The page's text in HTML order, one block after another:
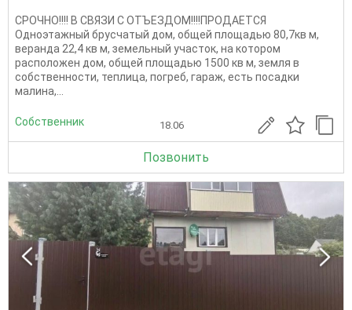
СРОЧНО!!!! В СВЯЗИ С ОТЪЕЗДОМ!!!!ПРОДАЕТСЯ
Одноэтажный брусчатый дом, общей площадью 80,7кв м,
веранда 22,4 кв м, земельный участок, на котором
расположен дом, общей площадью 1500 кв м, земля в
собственности, теплица, погреб, гараж, есть посадки
малина,...
Собственник 18.06
Позвонить